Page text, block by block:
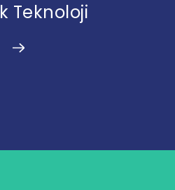
Teknoloji